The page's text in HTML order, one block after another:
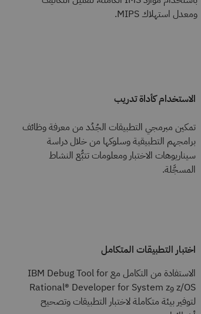
ومعدل استهلاك MIPS.
الاستخدام كأداة تدريب
تمكين مبرمجي التطبيقات الجُدُد من معرفة وظائف
برامجهم التطبيقية وسلوكها من خلال دراسة
سيناريوهات الاختبار ومعلومات تتبُّع النشاط
المسجَّلة.
اختبار التطبيقات المتكامل
الاستفادة من التكامل مع IBM Debug Tool for
z/OS وRational® Developer for System z
لتوفير بيئة متكاملة لاختبار التطبيقات وتصحيح